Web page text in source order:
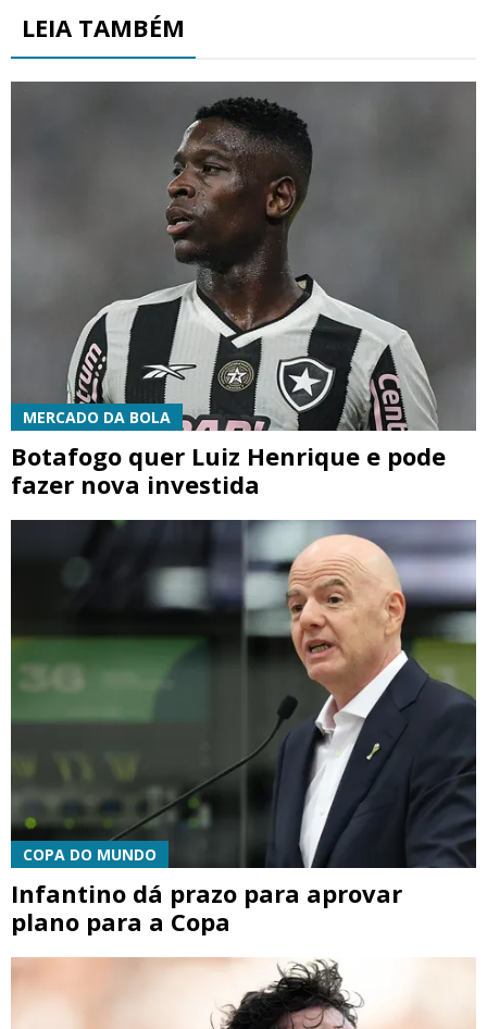
LEIA TAMBÉM
MERCADO DA BOLA
Botafogo quer Luiz Henrique e pode
fazer nova investida
COPA DO MUNDO
Infantino dá prazo para aprovar
plano para a Copa